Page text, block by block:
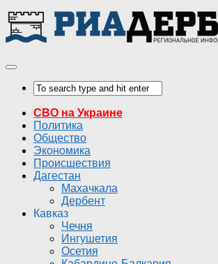
СВО на Украине
Политика
Общество
Экономика
Происшествия
Дагестан
Махачкала
Дербент
Кавказ
Чечня
Ингушетия
Осетия